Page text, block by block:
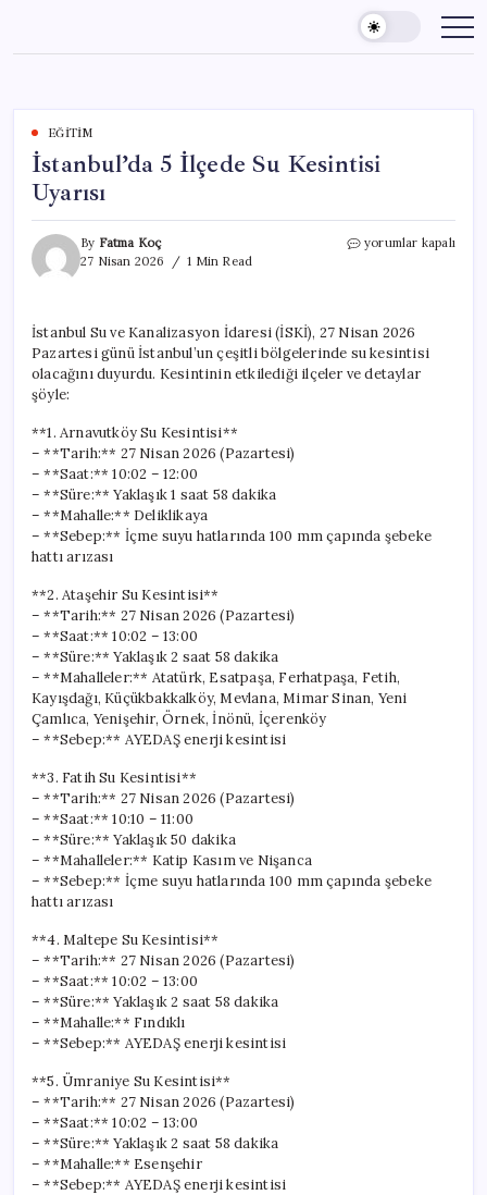
content
EĞITIM
İstanbul’da 5 İlçede Su Kesintisi
Uyarısı
By Fatma Koç
27 Nisan 2026
1 Min Read
İstanbul’da
Uyarısı
için
yorumlar kapalı
İstanbul Su ve Kanalizasyon İdaresi (İSKİ), 27 Nisan 2026
Pazartesi günü İstanbul’un çeşitli bölgelerinde su kesintisi
olacağını duyurdu. Kesintinin etkilediği ilçeler ve detaylar
şöyle:
**1. Arnavutköy Su Kesintisi**
– **Tarih:** 27 Nisan 2026 (Pazartesi)
– **Saat:** 10:02 – 12:00
– **Süre:** Yaklaşık 1 saat 58 dakika
– **Mahalle:** Deliklikaya
– **Sebep:** İçme suyu hatlarında 100 mm çapında şebeke
hattı arızası
**2. Ataşehir Su Kesintisi**
– **Tarih:** 27 Nisan 2026 (Pazartesi)
– **Saat:** 10:02 – 13:00
– **Süre:** Yaklaşık 2 saat 58 dakika
– **Mahalleler:** Atatürk, Esatpaşa, Ferhatpaşa, Fetih,
Kayışdağı, Küçükbakkalköy, Mevlana, Mimar Sinan, Yeni
Çamlıca, Yenişehir, Örnek, İnönü, İçerenköy
– **Sebep:** AYEDAŞ enerji kesintisi
**3. Fatih Su Kesintisi**
– **Tarih:** 27 Nisan 2026 (Pazartesi)
– **Saat:** 10:10 – 11:00
– **Süre:** Yaklaşık 50 dakika
– **Mahalleler:** Katip Kasım ve Nişanca
– **Sebep:** İçme suyu hatlarında 100 mm çapında şebeke
hattı arızası
**4. Maltepe Su Kesintisi**
– **Tarih:** 27 Nisan 2026 (Pazartesi)
– **Saat:** 10:02 – 13:00
– **Süre:** Yaklaşık 2 saat 58 dakika
– **Mahalle:** Fındıklı
– **Sebep:** AYEDAŞ enerji kesintisi
**5. Ümraniye Su Kesintisi**
– **Tarih:** 27 Nisan 2026 (Pazartesi)
– **Saat:** 10:02 – 13:00
– **Süre:** Yaklaşık 2 saat 58 dakika
– **Mahalle:** Esenşehir
– **Sebep:** AYEDAŞ enerji kesintisi